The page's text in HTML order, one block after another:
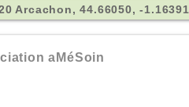
Arcachon, 44.66050, -1.16391
aMéSoin